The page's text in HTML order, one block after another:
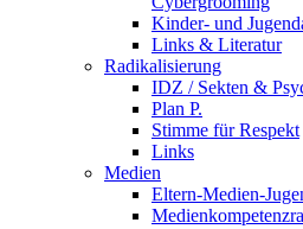
Kinder- und
Links & Literatur
Radikalisierung
IDZ / Sekten &
Plan P.
Stimme für Respekt
Links
Medien
Eltern-Medien-